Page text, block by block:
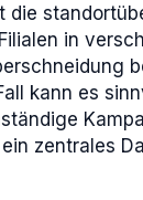
die
in
kann es
zentrales